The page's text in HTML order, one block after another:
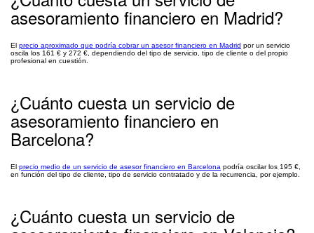
asesoramiento financiero en Madrid?
El precio aproximado que podría cobrar un asesor financiero en Madrid por un servicio
oscila los 161 € y 272 €, dependiendo del tipo de servicio, tipo de cliente o del propio
profesional en cuestión.
¿Cuánto cuesta un servicio de
asesoramiento financiero en
Barcelona?
El precio medio de un servicio de asesor financiero en Barcelona podría oscilar los 195 €,
en función del tipo de cliente, tipo de servicio contratado y de la recurrencia, por ejemplo.
¿Cuánto cuesta un servicio de